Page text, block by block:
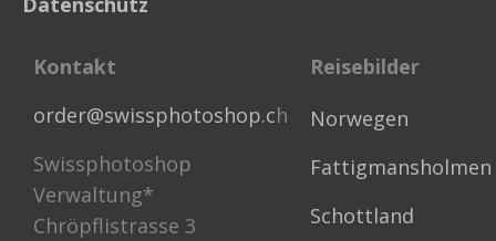
Kontakt
Reisebilder
order@swissphotoshop.ch
Swissphotoshop
Verwaltung*
Chröpflistrasse 3
Norwegen
Fattigmansholmen
Schottland